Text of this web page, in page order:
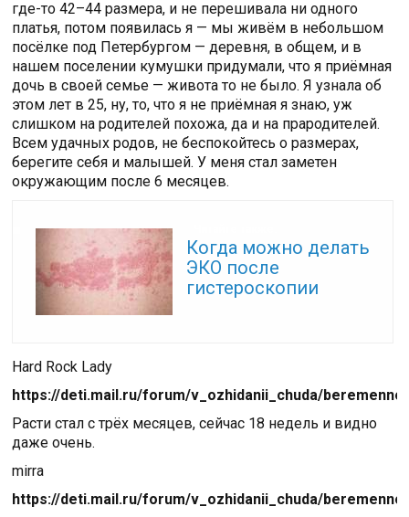
где-то 42–44 размера, и не перешивала ни одного
платья, потом появилась я — мы живём в небольшом
посёлке под Петербургом — деревня, в общем, и в
нашем поселении кумушки придумали, что я приёмная
дочь в своей семье — живота то не было. Я узнала об
этом лет в 25, ну, то, что я не приёмная я знаю, уж
слишком на родителей похожа, да и на прародителей.
Всем удачных родов, не беспокойтесь о размерах,
берегите себя и малышей. У меня стал заметен
окружающим после 6 месяцев.
Когда можно делать
ЭКО после
гистероскопии
Hard Rock Lady
https://deti.mail.ru/forum/v_ozhidanii_chuda/
Расти стал с трёх месяцев, сейчас 18 недель и видно
даже очень.
mirra
https://deti.mail.ru/forum/v_ozhidanii_chuda/